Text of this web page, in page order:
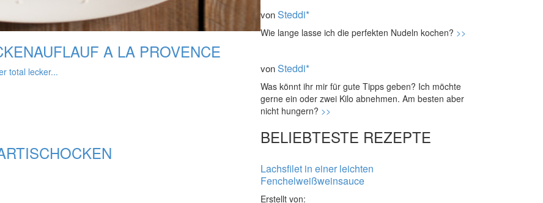
A LA PROVENCE
total lecker...
vonSteddi*
Wie lange lasse ich die perfekten Nudeln kochen? >>
vonSteddi*
Was könnt ihr mir für gute Tipps geben? Ich möchte
gerne ein oder zwei Kilo abnehmen. Am besten aber
nicht hungern? >>
BELIEBTESTE REZEPTE
Lachsfilet in einer leichten
Fenchelweißweinsauce
Erstellt von: